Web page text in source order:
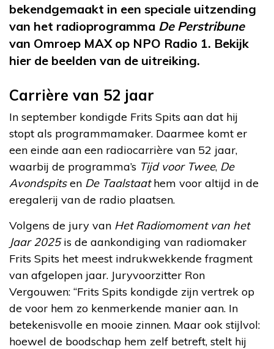
bekendgemaakt in een speciale uitzending
van het radioprogramma De Perstribune
van Omroep MAX op NPO Radio 1. Bekijk
hier de beelden van de uitreiking.
Carrière van 52 jaar
In september kondigde Frits Spits aan dat hij
stopt als programmamaker. Daarmee komt er
een einde aan een radiocarrière van 52 jaar,
waarbij de programma’s Tijd voor Twee, De
Avondspitsen De Taalstaathem voor altijd in de
eregalerij van de radio plaatsen.
Volgens de jury van Het Radiomoment van het
Jaar 2025is de aankondiging van radiomaker
Frits Spits het meest indrukwekkende fragment
van afgelopen jaar. Juryvoorzitter Ron
Vergouwen: “Frits Spits kondigde zijn vertrek op
de voor hem zo kenmerkende manier aan. In
betekenisvolle en mooie zinnen. Maar ook stijlvol:
hoewel de boodschap hem zelf betreft, stelt hij